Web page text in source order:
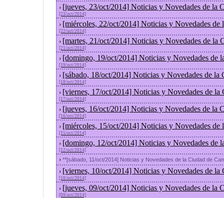
› [jueves, 23/oct/2014] Noticias y Novedades de la
[23/oct/2014]
› [miércoles, 22/oct/2014] Noticias y Novedades de
[22/oct/2014]
› [martes, 21/oct/2014] Noticias y Novedades de la
[21/oct/2014]
› [domingo, 19/oct/2014] Noticias y Novedades de
[19/oct/2014]
› [sábado, 18/oct/2014] Noticias y Novedades de la
[18/oct/2014]
› [viernes, 17/oct/2014] Noticias y Novedades de la
[17/oct/2014]
› [jueves, 16/oct/2014] Noticias y Novedades de la
[16/oct/2014]
› [miércoles, 15/oct/2014] Noticias y Novedades de
[15/oct/2014]
› [domingo, 12/oct/2014] Noticias y Novedades de
[12/oct/2014]
› **[sábado, 11/oct/2014] Noticias y Novedades de la Ciudad de
› [viernes, 10/oct/2014] Noticias y Novedades de la
[10/oct/2014]
› [jueves, 09/oct/2014] Noticias y Novedades de la
[09/oct/2014]